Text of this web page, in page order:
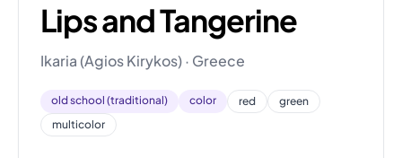
Lips and Tangerine
Ikaria (Agios Kirykos) · Greece
old school (traditional) color red
green
multicolor